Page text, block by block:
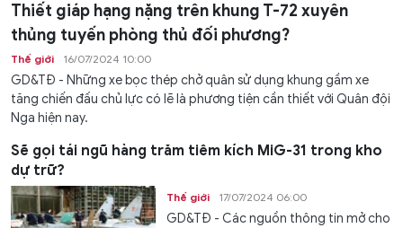
Thiết giáp hạng nặng trên khung T-72 xuyên
thủng tuyến phòng thủ đối phương?
Thế giới 16/07/2024 10:00
GD&TĐ - Những xe bọc thép chở quân sử dụng khung gầm xe
tăng chiến đấu chủ lực có lẽ là phương tiện cần thiết với Quân đội
Nga hiện nay.
Sẽ gọi tái ngũ hàng trăm tiêm kích MiG-31 trong kho
dự trữ?
Thế giới 17/07/2024 06:00
GD&TĐ - Các nguồn thông tin mở cho